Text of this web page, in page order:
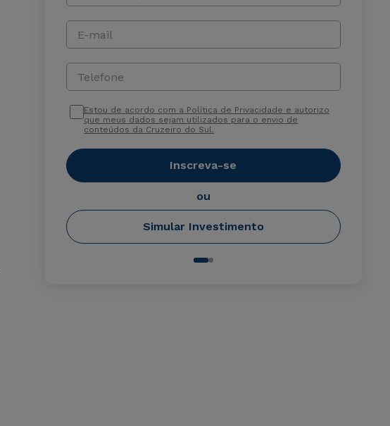
E-mail
Telefone
Estou de acordo com a Política de Privacidade e autorizo
que meus dados sejam utilizados para o envio de
conteúdos da Cruzeiro do Sul.
Inscreva-se
ou
Simular Investimento